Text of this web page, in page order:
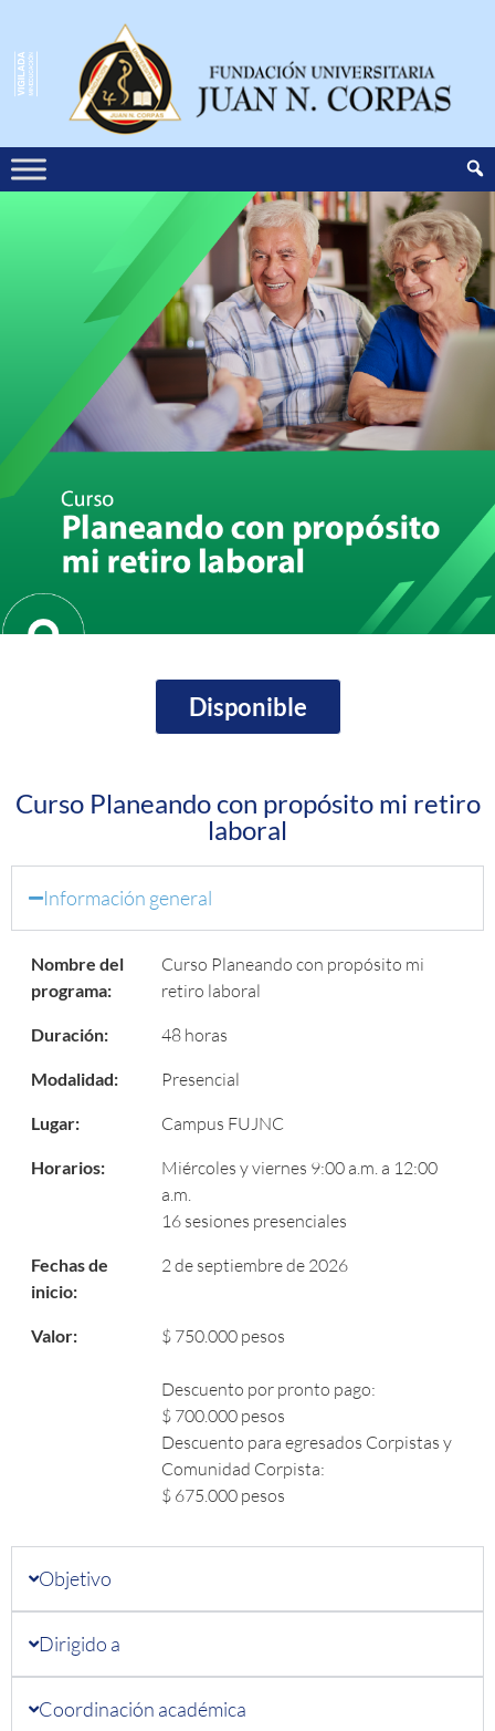
Disponible
Curso Planeando con propósito mi retiro
laboral
Información general
Nombre del
programa:
Curso Planeando con propósito mi
retiro laboral
Duración: 48 horas
Modalidad: Presencial
Lugar: Campus FUJNC
Horarios:
Miércoles y viernes 9:00 a.m. a 12:00
a.m.
16 sesiones presenciales
Fechas de
inicio:
2 de septiembre de 2026
Valor: $ 750.000 pesos
Descuento por pronto pago:
$ 700.000 pesos
Descuento para egresados Corpistas y
Comunidad Corpista:
$ 675.000 pesos
Objetivo
Dirigido a
Coordinación académica